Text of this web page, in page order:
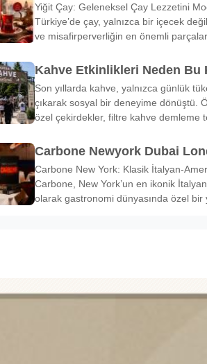
Yiğit Çay: Geleneksel Çay Lezzetini
Türkiye’de çay, yalnızca bir içecek
ve misafirperverliğin en önemli
Kahve Etkinlikleri Neden Bu
Son yıllarda kahve, yalnızca günlük
çıkarak sosyal bir deneyime dönüştü.
özel çekirdekler, filtre kahve demleme
Carbone Newyork Dubai
Carbone New York: Klasik İtalyan-
Carbone, New York’un en ikonik
olarak gastronomi dünyasında özel bir